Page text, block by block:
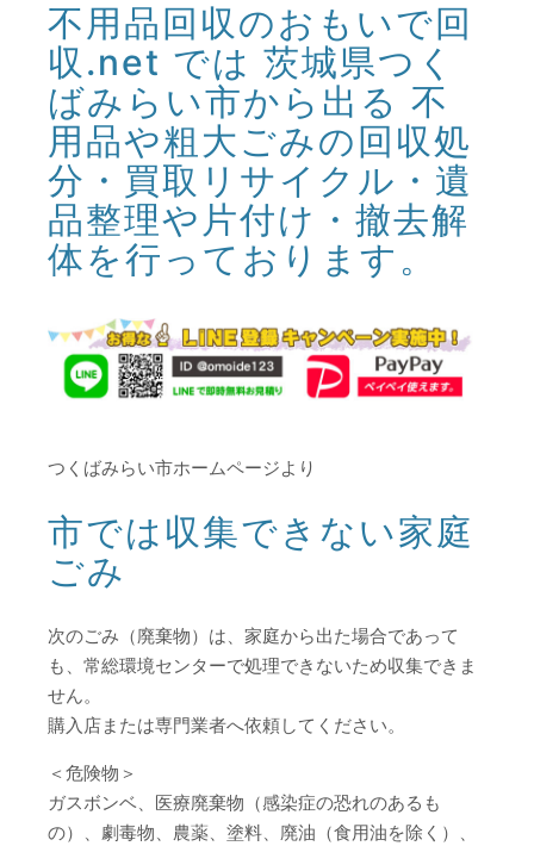
不用品回収のおもいで回
収.net では 茨城県つく
ばみらい市から出る 不
用品や粗大ごみの回収処
分・買取リサイクル・遺
品整理や片付け・撤去解
体を行っております。
つくばみらい市ホームページより
市では収集できない家庭
ごみ
次のごみ（廃棄物）は、家庭から出た場合であって
も、常総環境センターで処理できないため収集できま
せん。
購入店または専門業者へ依頼してください。
＜危険物＞
ガスボンベ、医療廃棄物（感染症の恐れのあるも
の）、劇毒物、農薬、塗料、廃油（食用油を除く）、